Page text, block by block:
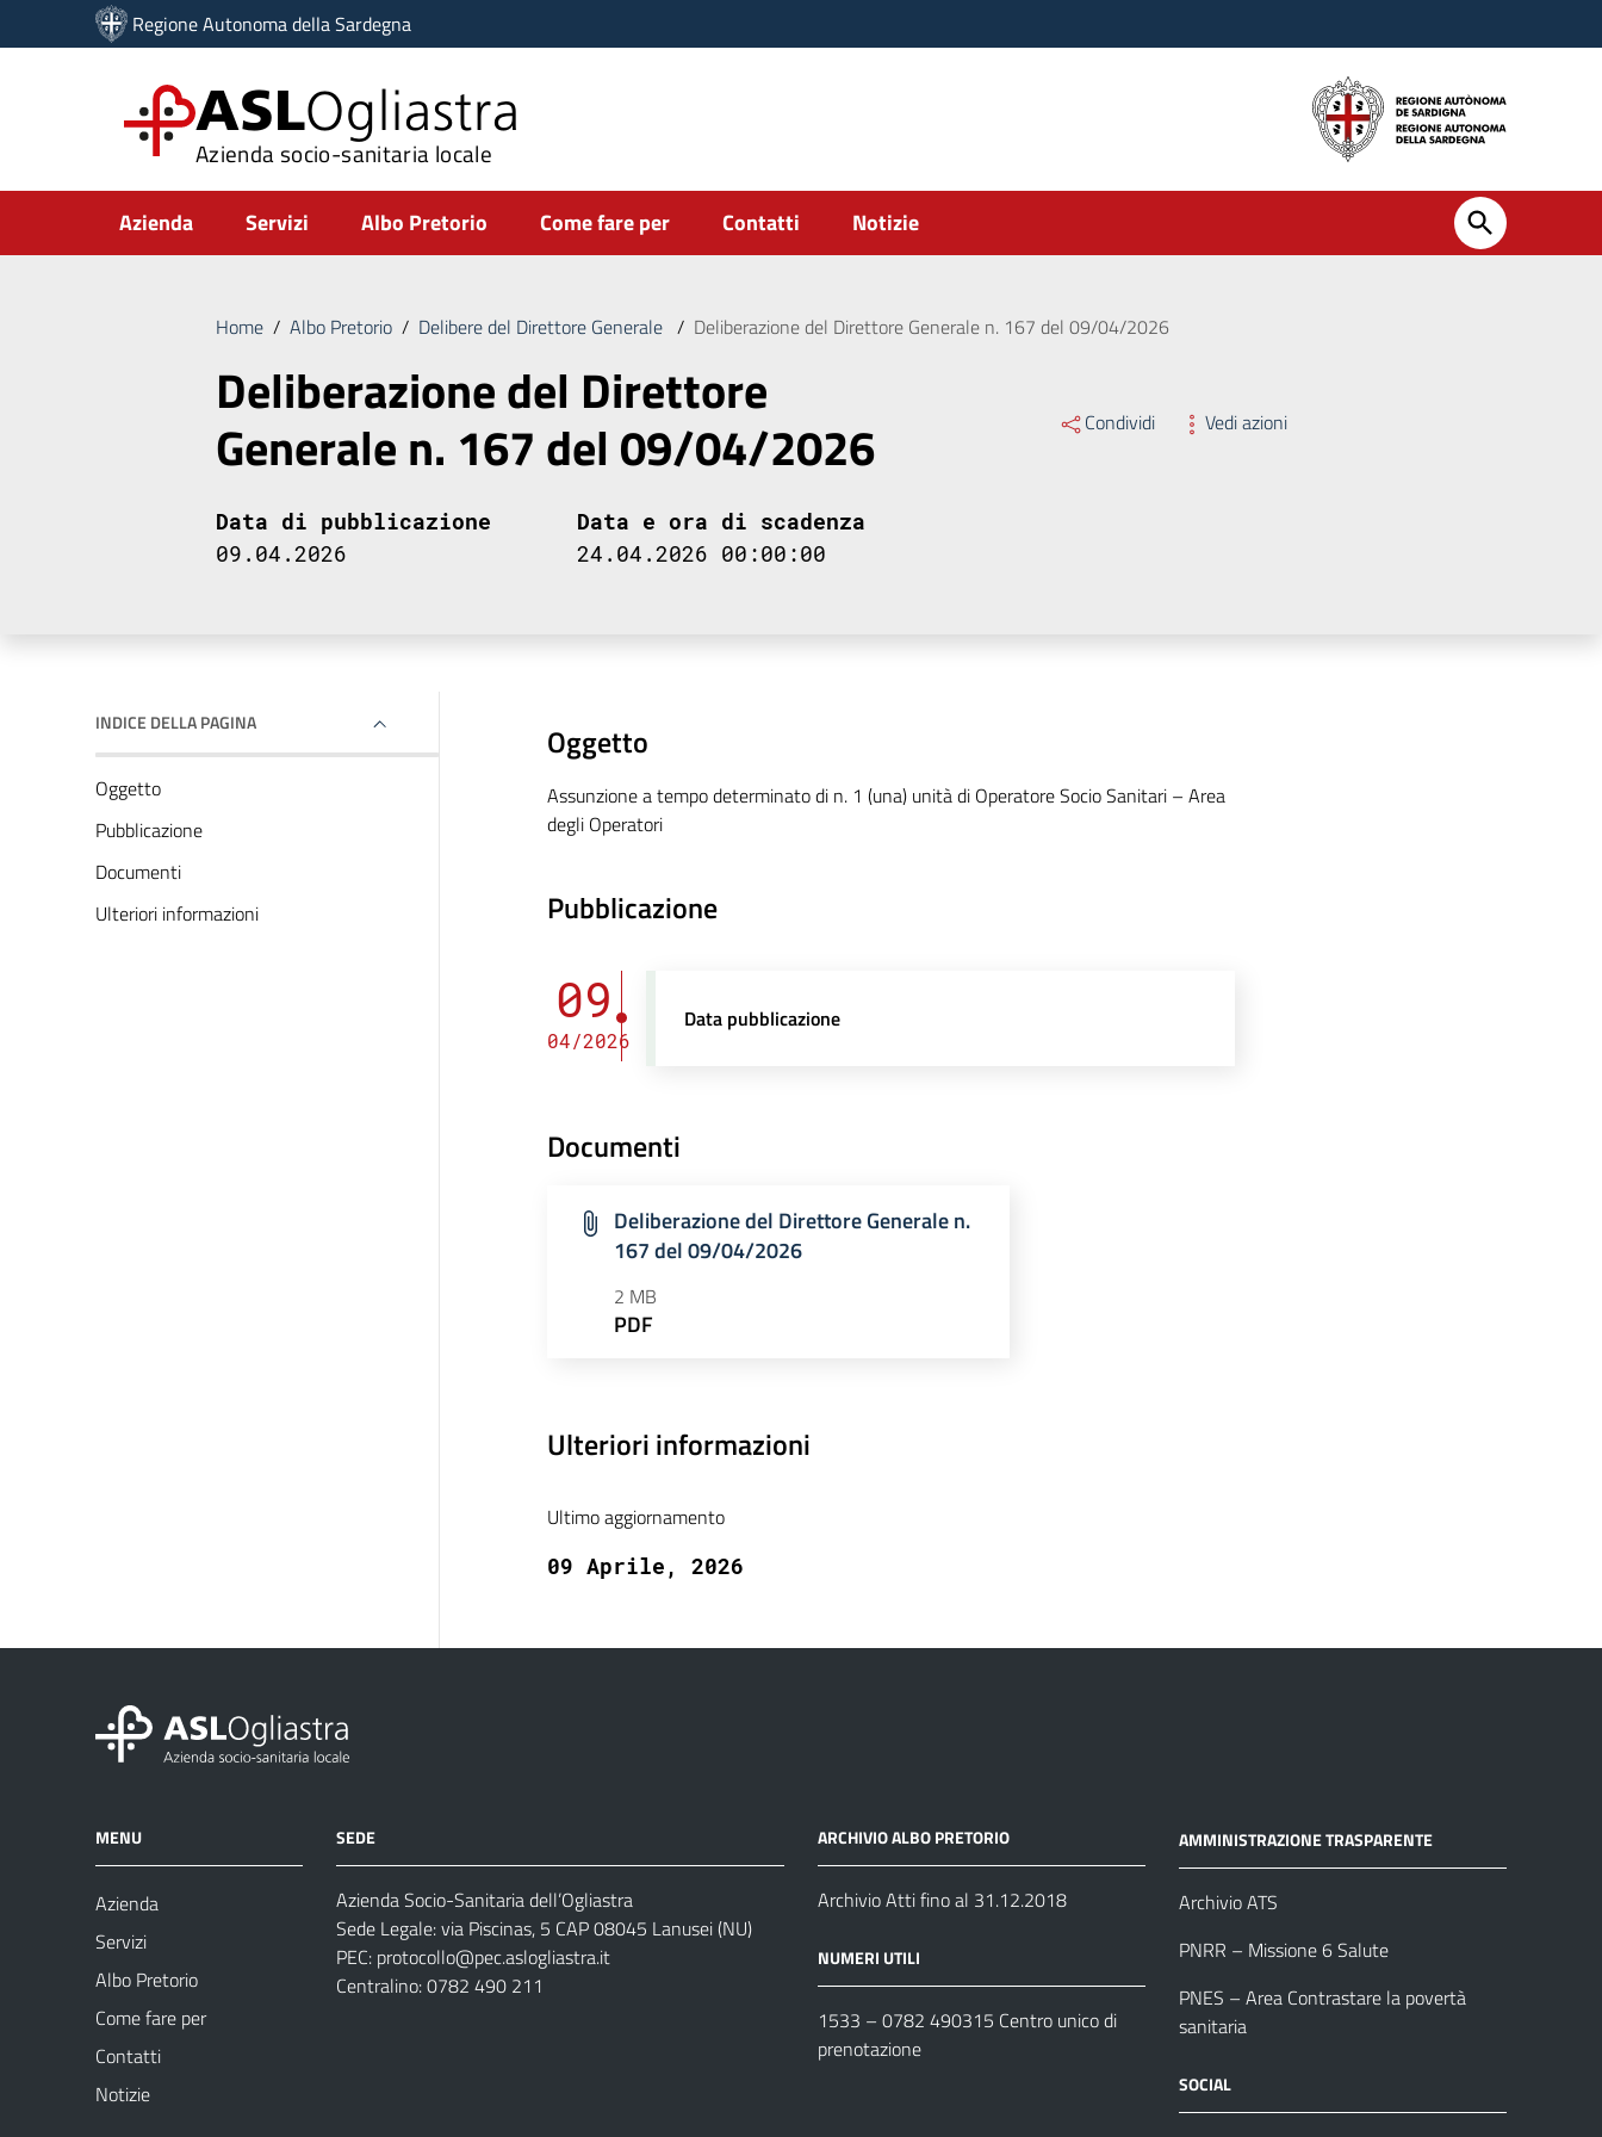
Vai ai contenuti
Vai al menu di navigazione
Regione Autonoma della Sardegna
ASLOgliastra
Azienda socio-sanitaria locale
Submenu
Azienda Servizi Albo Pretorio Come fare per Contatti Notizie
Home / Albo Pretorio / Delibere del Direttore Generale / Deliberazione del Direttore Generale n. 167 del 09/04/2026
Deliberazione del Direttore
Generale n. 167 del 09/04/2026 Condividi Vedi azioni
Data di pubblicazione
09.04.2026
Data e ora di scadenza
24.04.2026 00:00:00
INDICE DELLA PAGINA
Oggetto
Pubblicazione
Documenti
Ulteriori informazioni
Oggetto
Assunzione a tempo determinato di n. 1 (una) unità di Operatore Socio Sanitari – Area
degli Operatori
Pubblicazione
09
04/2026
Data pubblicazione
Documenti
Deliberazione del Direttore Generale n.
167 del 09/04/2026
2 MB
PDF
Ulteriori informazioni
Ultimo aggiornamento
09 Aprile, 2026
MENU
Azienda
Servizi
Albo Pretorio
Come fare per
Contatti
Notizie
SEDE
Azienda Socio-Sanitaria dell’Ogliastra
Sede Legale: via Piscinas, 5 CAP 08045 Lanusei (NU)
PEC: protocollo@pec.aslogliastra.it
Centralino: 0782 490 211
ARCHIVIO ALBO PRETORIO
Archivio Atti fino al 31.12.2018
NUMERI UTILI
1533 – 0782 490315 Centro unico di
prenotazione
AMMINISTRAZIONE TRASPARENTE
Archivio ATS
PNRR – Missione 6 Salute
PNES – Area Contrastare la povertà
sanitaria
SOCIAL